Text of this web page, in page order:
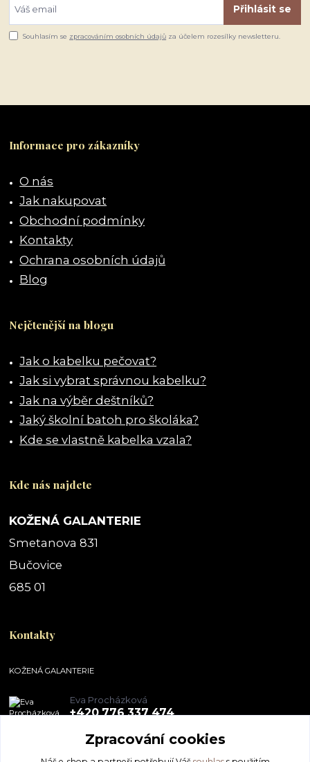
Přihlásit se
Souhlasím se zpracováním osobních údajů za účelem rozesílky newsletteru.
Informace pro zákazníky
O nás
Jak nakupovat
Obchodní podmínky
Kontakty
Ochrana osobních údajů
Blog
Nejčtenější na blogu
Jak o kabelku pečovat?
Jak si vybrat správnou kabelku?
Jak na výběr deštníků?
Jaký školní batoh pro školáka?
Kde se vlastně kabelka vzala?
Kde nás najdete
KOŽENÁ GALANTERIE
Smetanova 831
Bučovice
685 01
Kontakty
KOŽENÁ GALANTERIE
Eva Procházková
+420 776 337 474
obchod@pegal.cz
Zpracování cookies